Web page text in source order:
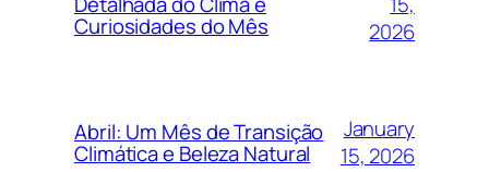
Curiosidades do Mês
2026
Abril: Um Mês de Transição
Climática e Beleza Natural
January
15, 2026